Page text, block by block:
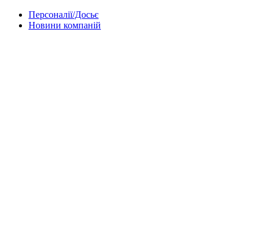
Персоналії/Досьє
Новини компаній